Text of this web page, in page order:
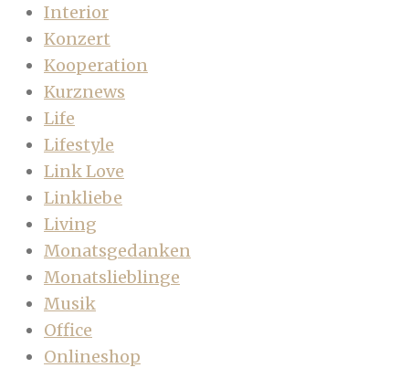
Interior
Konzert
Kooperation
Kurznews
Life
Lifestyle
Link Love
Linkliebe
Living
Monatsgedanken
Monatslieblinge
Musik
Office
Onlineshop